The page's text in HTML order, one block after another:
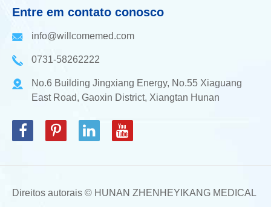
Entre em contato conosco
info@willcomemed.com
0731-58262222
No.6 Building Jingxiang Energy, No.55 Xiaguang
East Road, Gaoxin District, Xiangtan Hunan
Direitos autorais © HUNAN ZHENHEYIKANG MEDICAL